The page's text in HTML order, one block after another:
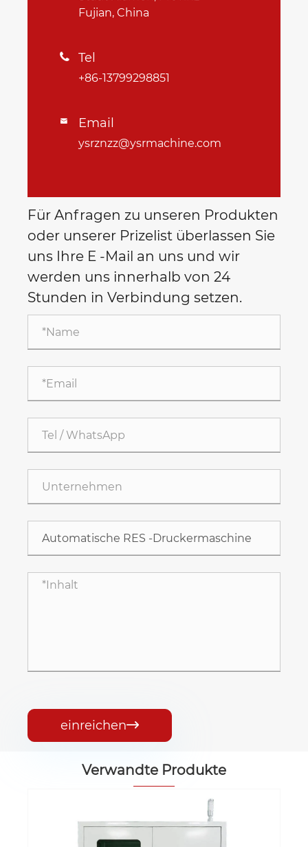
Fujian, China
 Tel
+86-13799298851
 Email
ysrznzz@ysrmachine.com
Für Anfragen zu unseren Produkten
oder unserer Prizelist überlassen Sie
uns Ihre E -Mail an uns und wir
werden uns innerhalb von 24
Stunden in Verbindung setzen.
einreichen
Verwandte Produkte
Automatische RES-Schneidemaschine